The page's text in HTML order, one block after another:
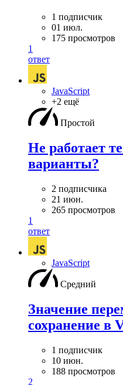
1 подписчик
01 июл.
175 просмотров
1
ответ
JavaScript
+2 ещё
Простой
Не работает
варианты?
2 подписчика
21 июн.
265 просмотров
1
ответ
JavaScript
Средний
Значение
сохранение в
1 подписчик
10 июн.
188 просмотров
2